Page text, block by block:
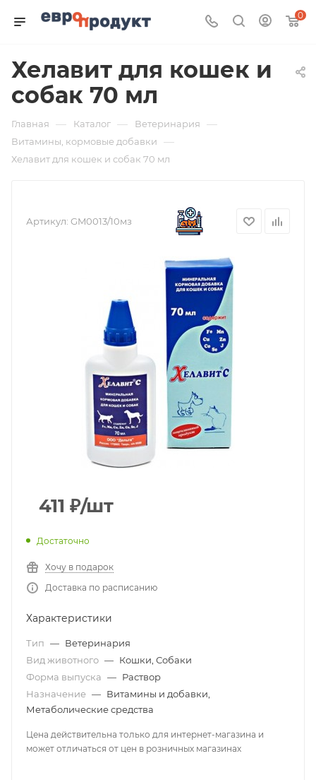
0
Хелавит для кошек и
собак 70 мл
Главная — Каталог — Ветеринария —
Витамины, кормовые добавки —
Хелавит для кошек и собак 70 мл
Артикул: GM0013/10мз
411 ₽/шт
Достаточно
Хочу в подарок
Доставка по расписанию
Характеристики
Тип — Ветеринария
Вид животного — Кошки, Собаки
Форма выпуска — Раствор
Назначение — Витамины и добавки,
Метаболические средства
Цена действительна только для интернет-магазина и
может отличаться от цен в розничных магазинах